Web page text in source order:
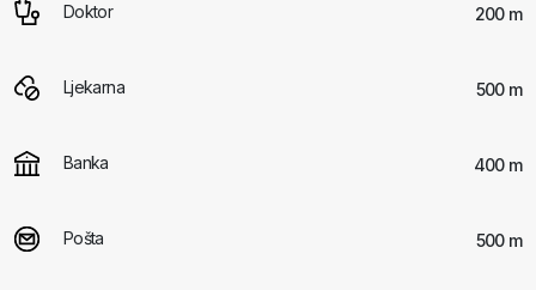
Doktor 200 m
Ljekarna 500 m
Banka 400 m
Pošta 500 m